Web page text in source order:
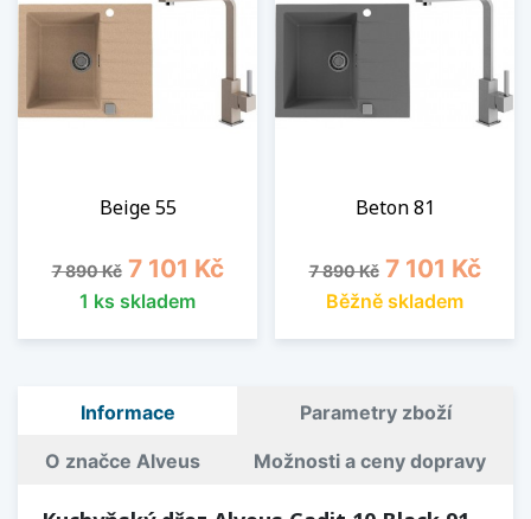
Beige 55
Běžná cena
7 890 Kč Cena
7 101 Kč
1 ks skladem
Beton 81
Běžná cena
7 890 Kč Cena
7 101 Kč
Běžně skladem
Informace Parametry zboží
O značce Alveus Možnosti a ceny dopravy